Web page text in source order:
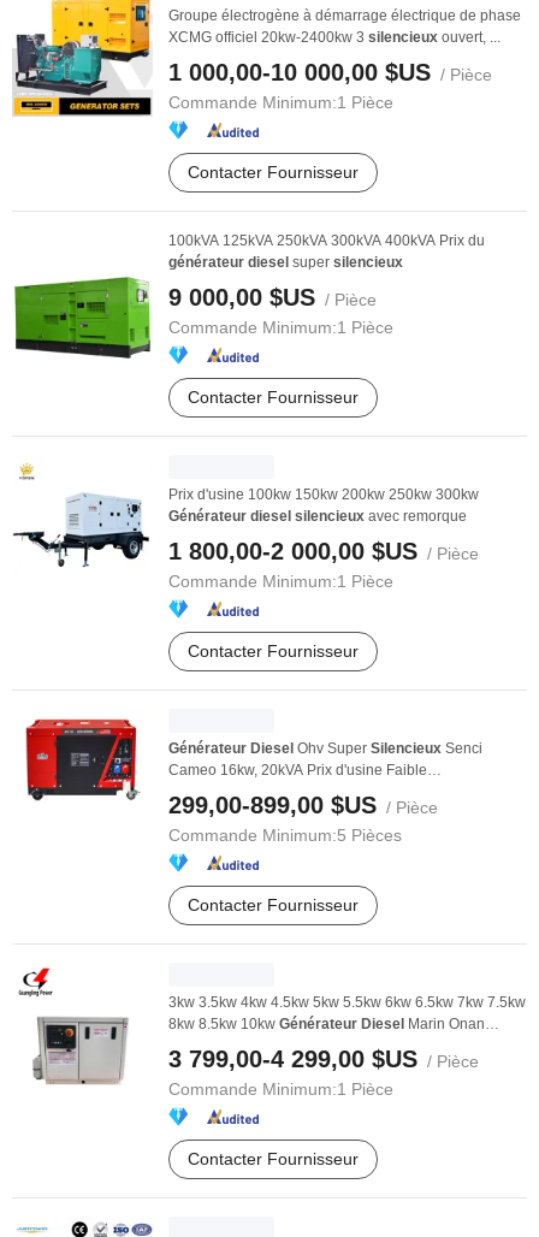
Groupe électrogène à démarrage électrique de phase
XCMG officiel 20kw-2400kw 3 silencieux ouvert, ...
1 000,00-10 000,00 $US / Pièce
Commande Minimum:1 Pièce
Contacter Fournisseur
100kVA 125kVA 250kVA 300kVA 400kVA Prix du
générateur diesel super silencieux
9 000,00 $US / Pièce
Commande Minimum:1 Pièce
Contacter Fournisseur
Prix d'usine 100kw 150kw 200kw 250kw 300kw
Générateur diesel silencieux avec remorque
1 800,00-2 000,00 $US / Pièce
Commande Minimum:1 Pièce
Contacter Fournisseur
Générateur Diesel Ohv Super Silencieux Senci
Cameo 16kw, 20kVA Prix d'usine Faible
299,00-899,00 $US / Pièce
Commande Minimum:5 Pièces
Contacter Fournisseur
3kw 3.5kw 4kw 4.5kw 5kw 5.5kw 6kw 6.5kw 7kw 7.5kw
8kw 8.5kw 10kw Générateur Diesel Marin Onan
3 799,00-4 299,00 $US / Pièce
Commande Minimum:1 Pièce
Contacter Fournisseur